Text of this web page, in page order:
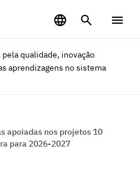
qualidade, inovação
aprendizagens no sistema
apoiadas nos projetos 10
para 2026-2027